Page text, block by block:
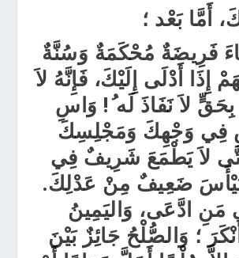
أَمَّا بَعْد ؛
فَرِيضَةٌ مُحْكَمَةٌ وَسُنَّةٌ
إِذَا أَدْلَى إِلَيْكَ، فَإِنَّهُ لاَ
لاَ نَفَاذَ لَه ! وَاسِ
فِي وَجْهِكَ وَمَجْلِسِكَ
لاَ يَطْمَعَ شَرِيفٌ فِي
ضَعِيفٌ مِنْ عَدْلِكَ.
مَنِ ادَّعَى، وَاليَمِينُ
؛ وَالصُّلْحُ جَائِزٌ بَيْنَ